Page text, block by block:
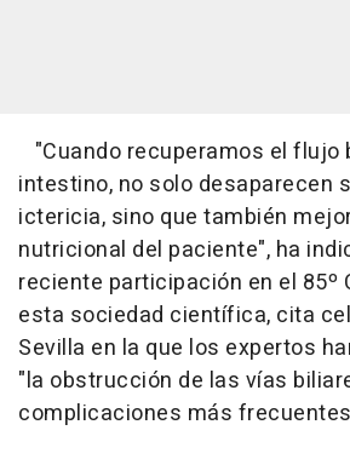
"Cuando recuperamos el flujo
intestino, no solo desaparecen
ictericia, sino que también
nutricional del paciente", ha
reciente participación en el 85º
esta sociedad científica, cita
Sevilla en la que los expertos
"la obstrucción de las vías
complicaciones más